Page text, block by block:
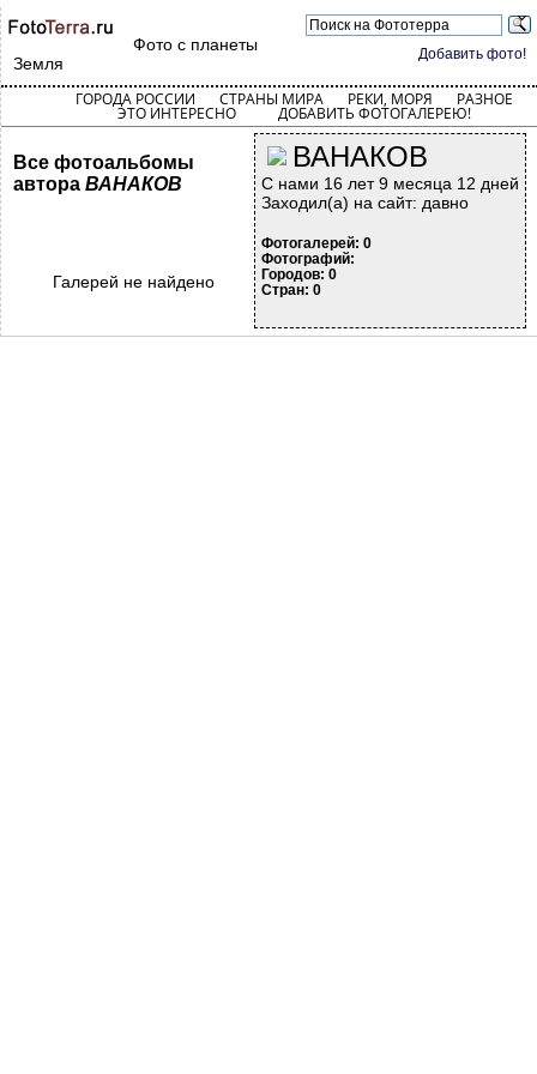
Добавить фото!
Фото с планеты
Земля
ГОРОДА РОССИИ СТРАНЫ МИРА РЕКИ, МОРЯ РАЗНОЕ
ЭТО ИНТЕРЕСНО ДОБАВИТЬ ФОТОГАЛЕРЕЮ!
ВАНАКОВ
С нами 16 лет 9 месяца 12 дней
Заходил(а) на сайт: давно
Фотогалерей: 0
Фотографий:
Городов: 0
Стран: 0
Все фотоальбомы
автора ВАНАКОВ
Галерей не найдено